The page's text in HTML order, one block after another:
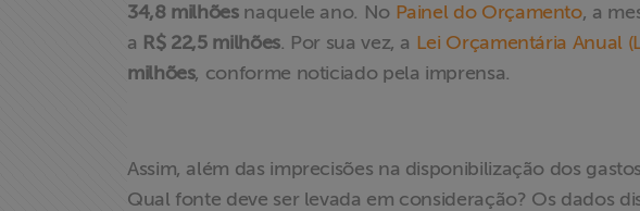
34,8 milhõesnaquele ano. No Painel do Orçamento, a
a R$ 22,5 milhões. Por sua vez, a Lei Orçamentária Anual
milhões, conforme noticiado pela imprensa.
Assim, além das imprecisões na disponibilização dos
Qual fonte deve ser levada em consideração? Os dados